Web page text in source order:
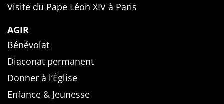
Visite du Pape Léon XIV à Paris
AGIR
Bénévolat
Diaconat permanent
Donner à l’Église
Enfance & Jeunesse